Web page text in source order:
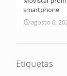
smartphone
agosto 6,
Etiquetas